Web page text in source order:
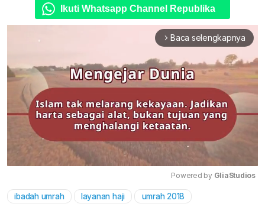
Ikuti Whatsapp Channel Republika
arrow_forward_ios Baca selengkapnya
Powered by GliaStudios
ibadah umrah layanan haji umrah 2018